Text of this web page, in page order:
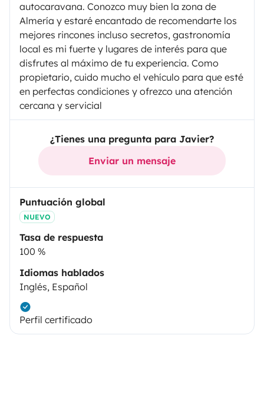
autocaravana. Conozco muy bien la zona de
Almería y estaré encantado de recomendarte los
mejores rincones incluso secretos, gastronomía
local es mi fuerte y lugares de interés para que
disfrutes al máximo de tu experiencia. Como
propietario, cuido mucho el vehículo para que esté
en perfectas condiciones y ofrezco una atención
cercana y servicial
¿Tienes una pregunta para Javier?
Enviar un mensaje
Puntuación global
NUEVO
Tasa de respuesta
100 %
Idiomas hablados
Inglés, Español
Perfil certificado